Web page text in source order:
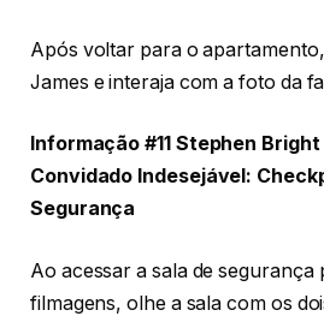
Após voltar para o
James e interaja com a foto da
Informação #11 Stephen
Convidado Indesejável:
Segurança
Ao acessar a sala de segurança
filmagens, olhe a sala com os